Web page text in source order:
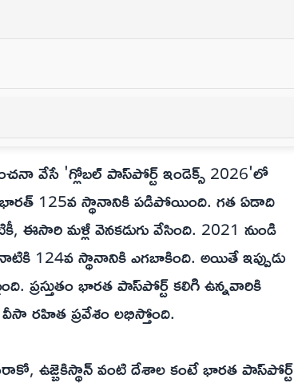
వేసే 'గ్లోబల్ పాస్‌పోర్ట్ ఇండెక్స్ 2026'లో
125వ స్థానానికి పడిపోయింది. గత ఏడాది
ఈసారి మళ్లీ వెనకడుగు వేసింది. 2021 నుండి
124వ స్థానానికి ఎగబాకింది. అయితే ఇప్పుడు
ప్రస్తుతం భారత పాస్‌పోర్ట్ కలిగి ఉన్నవారికి
రహిత ప్రవేశం లభిస్తోంది.
ఉజ్బెకిస్థాన్ వంటి దేశాల కంటే భారత పాస్‌పోర్ట్